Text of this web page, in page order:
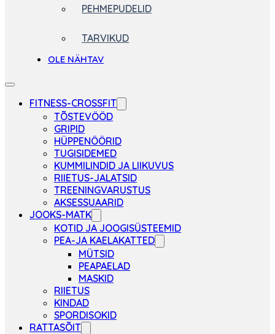
PEHMEPUDELID
TARVIKUD
OLE NÄHTAV
FITNESS-CROSSFIT
TÕSTEVÖÖD
GRIPID
HÜPPENÖÖRID
TUGISIDEMED
KUMMILINDID JA LIIKUVUS
RIIETUS-JALATSID
TREENINGVARUSTUS
AKSESSUAARID
JOOKS-MATK
KOTID JA JOOGISÜSTEEMID
PEA-JA KAELAKATTED
MÜTSID
PEAPAELAD
MASKID
RIIETUS
KINDAD
SPORDISOKID
RATTASÕIT